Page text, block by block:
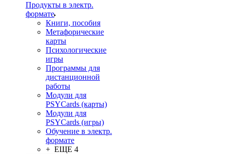
Продукты в электр.
формате
Книги, пособия
Метафорические
карты
Психологические
игры
Программы для
дистанционной
работы
Модули для
PSYCards (карты)
Модули для
PSYCards (игры)
Обучение в электр.
формате
+ ЕЩЕ 4